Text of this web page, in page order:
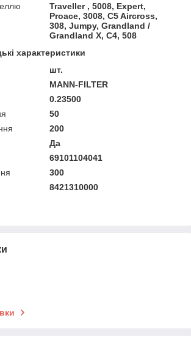
Traveller , 5008, Expert,
Proace, 3008, C5 Aircross,
308, Jumpy, Grandland /
Grandland X, C4, 508
характеристики
шт.
MANN-FILTER
0.23500
50
200
Да
69101104041
300
8421310000